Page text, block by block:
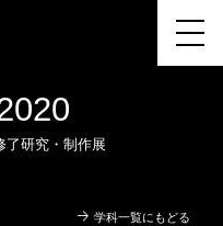
了研究・制作展
学科一覧にもどる